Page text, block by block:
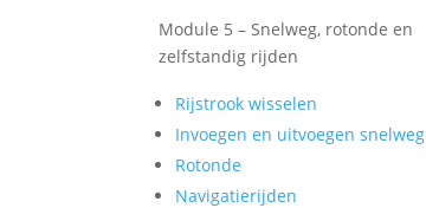
Module 5 – Snelweg, rotonde en
zelfstandig rijden
Rijstrook wisselen
Invoegen en uitvoegen snelweg
Rotonde
Navigatierijden